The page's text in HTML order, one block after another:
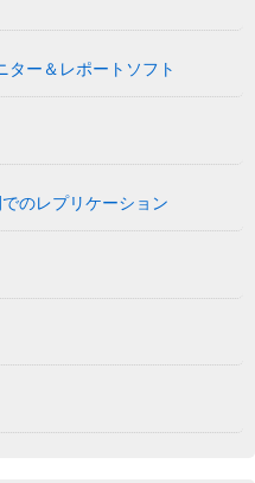
ター＆レポートソフト
のレプリケーション